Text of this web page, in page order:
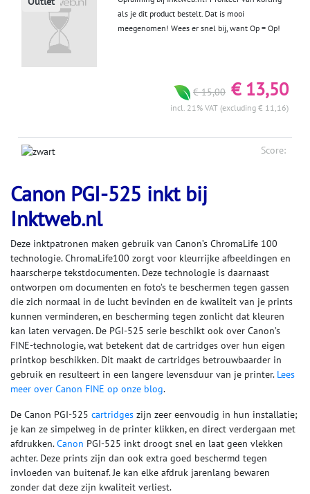
als je dit product bestelt. Dat is mooi
meegenomen! Wees er snel bij, want Op = Op!
€ 15,00 € 13,50
incl. 21% VAT (excluding € 11,16)
Score:
Canon PGI-525 inkt bij
Inktweb.nl
Deze inktpatronen maken gebruik van Canon’s ChromaLife 100
technologie. ChromaLife100 zorgt voor kleurrijke afbeeldingen en
haarscherpe tekstdocumenten. Deze technologie is daarnaast
ontworpen om documenten en foto’s te beschermen tegen gassen
die zich normaal in de lucht bevinden en de kwaliteit van je prints
kunnen verminderen, en bescherming tegen zonlicht dat kleuren
kan laten vervagen. De PGI-525 serie beschikt ook over Canon’s
FINE-technologie, wat betekent dat de cartridges over hun eigen
printkop beschikken. Dit maakt de cartridges betrouwbaarder in
gebruik en resulteert in een langere levensduur van je printer. Lees
meer over Canon FINE op onze blog.
De Canon PGI-525 cartridges zijn zeer eenvoudig in hun installatie;
je kan ze simpelweg in de printer klikken, en direct verdergaan met
afdrukken.Canon PGI-525 inkt droogt snel en laat geen vlekken
achter. Deze prints zijn dan ook extra goed beschermd tegen
invloeden van buitenaf. Je kan elke afdruk jarenlang bewaren
zonder dat deze zijn kwaliteit verliest.